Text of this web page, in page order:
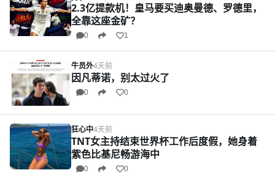
2.3亿提款机！皇马要买迪奥曼德、罗德里，
全靠这座金矿？
0 1
牛员外4天前
因凡蒂诺，别太过火了
0 0
狂心中4天前
TNT女主持结束世界杯工作后度假，她身着
紫色比基尼畅游海中
0 0